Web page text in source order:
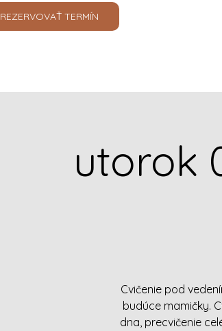
REZERVOVAŤ TERMÍN
utorok
Cvičenie pod
budúce mamičky.
dna, precvičenie